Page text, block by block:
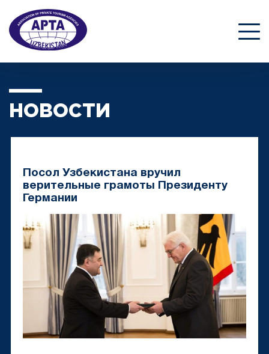
НОВОСТИ
Посол Узбекистана вручил
верительные грамоты Президенту
Германии